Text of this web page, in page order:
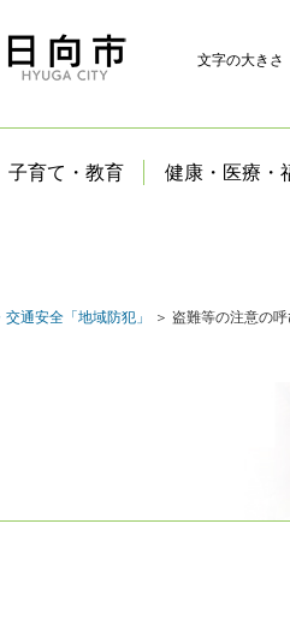
文字の大きさ
子育て・教育 健康・医療・
交通安全「地域防犯」 ＞ 盗難等の注意の